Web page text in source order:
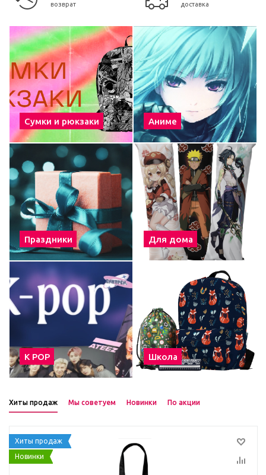
возврат
доставка
Сумки и рюкзаки Аниме
Праздники Для дома
К POP Школа
Хиты продаж Мы советуем Новинки По акции
Хиты продаж
Новинки